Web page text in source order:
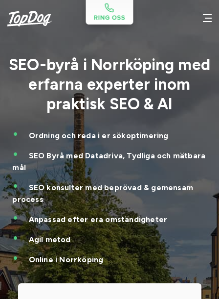
SEO-byrå i Norrköping med
erfarna experter inom
praktisk SEO & AI
Ordning och reda i er sökoptimering
SEO Byrå med Datadriva, Tydliga och mätbara
mål
SEO konsulter med beprövad & gemensam
process
Anpassad efter era omständigheter
Agil metod
Online i Norrköping